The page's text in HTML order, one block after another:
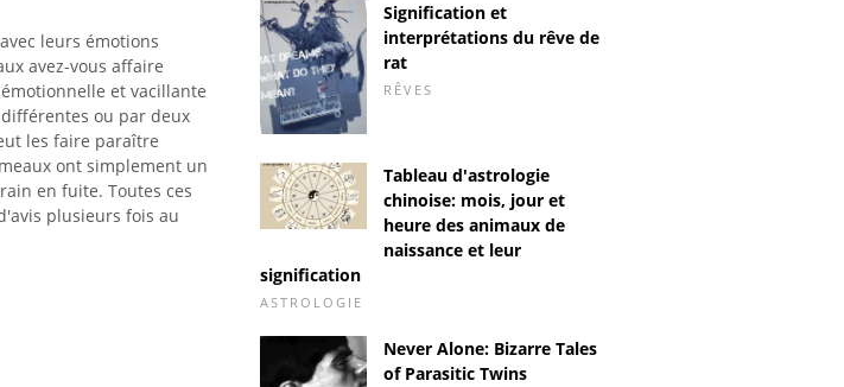
leurs émotions
avez-vous affaire
et vacillante
ou par deux
les faire paraître
ont simplement un
en fuite. Toutes ces
plusieurs fois au
Signification et
interprétations du rêve de
rat
RÊVES
Tableau d'astrologie
chinoise: mois, jour et
heure des animaux de
naissance et leur
signification
ASTROLOGIE
Never Alone: ​​Bizarre Tales
of Parasitic Twins